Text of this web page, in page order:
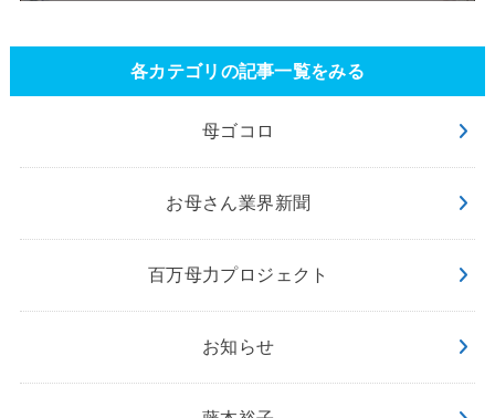
各カテゴリの記事一覧をみる
母ゴコロ
お母さん業界新聞
百万母力プロジェクト
お知らせ